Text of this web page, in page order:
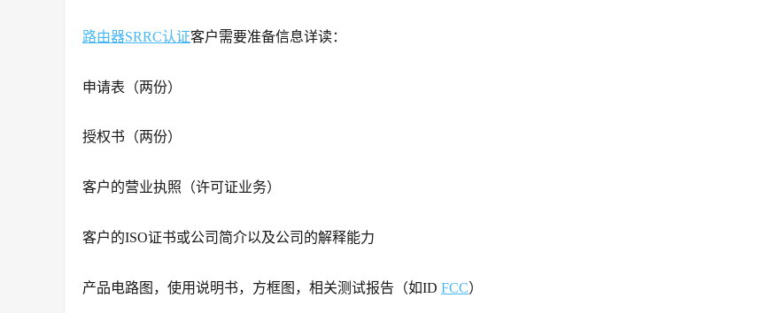
路由器SRRC认证客户需要准备信息详读：
申请表（两份）
授权书（两份）
客户的营业执照（许可证业务）
客户的ISO证书或公司简介以及公司的解释能力
产品电路图，使用说明书，方框图，相关测试报告（如ID FCC）